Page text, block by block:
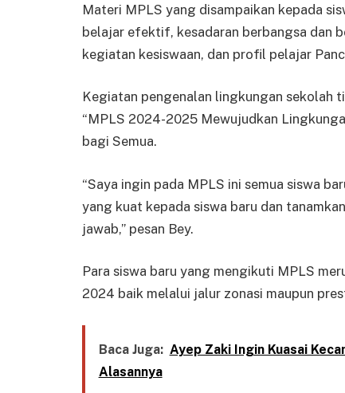
Materi MPLS yang disampaikan kepada
belajar efektif, kesadaran berbangsa dan
kegiatan kesiswaan, dan profil pelajar
Kegiatan pengenalan lingkungan sekolah
“MPLS 2024-2025 Mewujudkan
bagi Semua.
“Saya ingin pada MPLS ini semua siswa
yang kuat kepada siswa baru dan
jawab,” pesan Bey.
Para siswa baru yang mengikuti MPLS
2024 baik melalui jalur zonasi maupun
Baca Juga: Ayep Zaki Ingin Kuasai
Alasannya